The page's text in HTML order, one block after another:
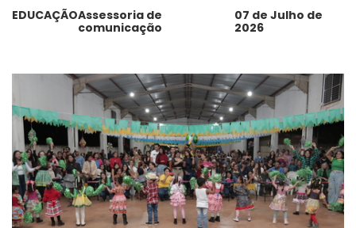
EDUCAÇÃOAssessoria de
comunicação
07 de Julho de
2026